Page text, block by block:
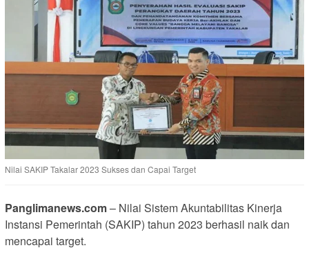
Nilai SAKIP Takalar 2023 Sukses dan Capai Target
Panglimanews.com– Nilai Sistem Akuntabilitas Kinerja
Instansi Pemerintah (SAKIP) tahun 2023 berhasil naik dan
mencapai target.